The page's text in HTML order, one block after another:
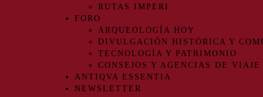
RUTAS IMPERI
FORO
ARQUEOLOGÍA HOY
DIVULGACIÓN HISTÓRICA Y
TECNOLOGÍA Y PATRIMONIO
CONSEJOS Y AGENCIAS DE VIAJE
ANTIQVA ESSENTIA
NEWSLETTER